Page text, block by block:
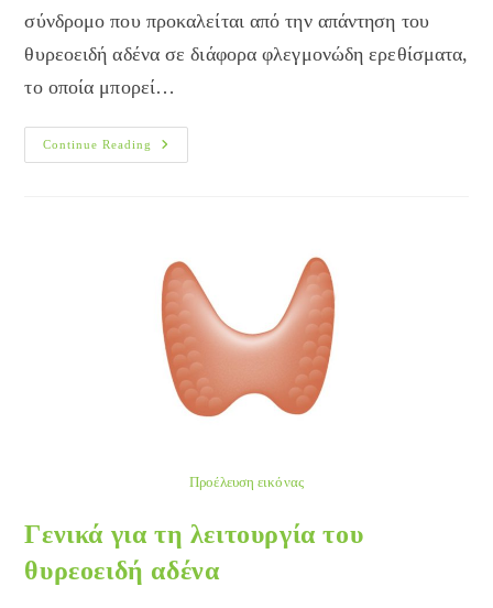
σύνδρομο που προκαλείται από την απάντηση του
θυρεοειδή αδένα σε διάφορα φλεγμονώδη ερεθίσματα,
το οποία μπορεί…
Continue Reading Θυρεοειδίτιδες
Προέλευση εικόνας
Γενικά για τη λειτουργία του
θυρεοειδή αδένα